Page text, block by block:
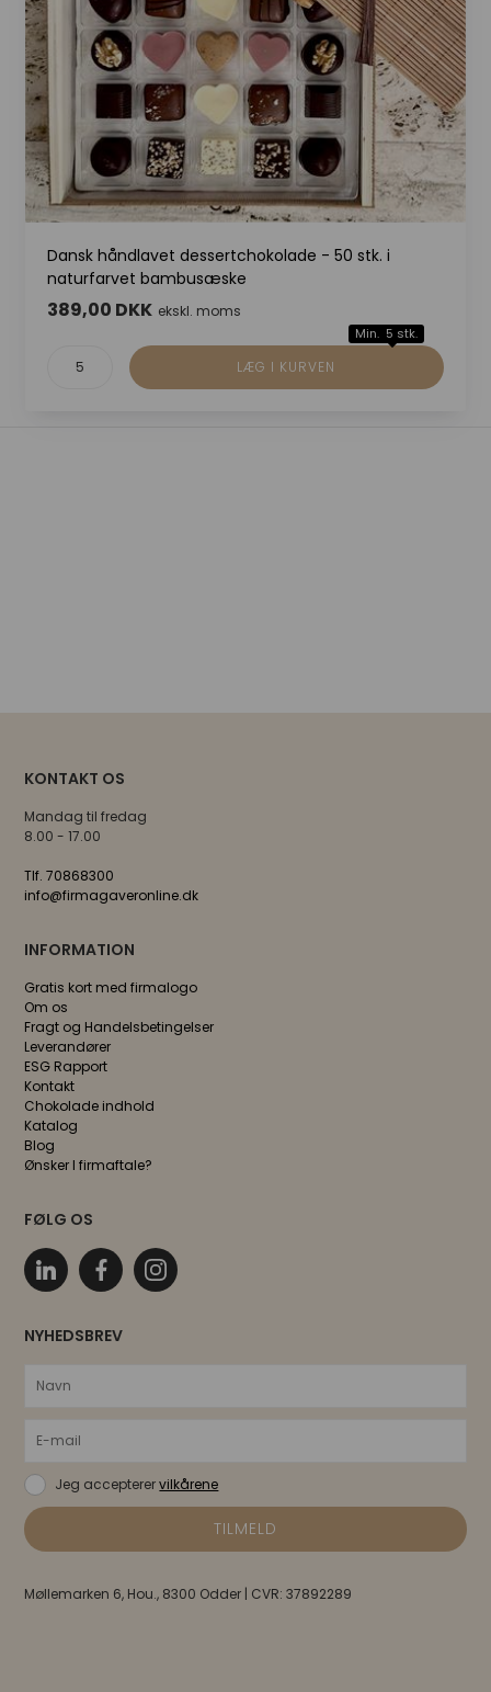
Dansk håndlavet dessertchokolade - 50 stk. i
naturfarvet bambusæske
389,00 DKK ekskl. moms
Min. 5 stk.
KONTAKT OS
Mandag til fredag
8.00 - 17.00
Tlf. 70868300
info@firmagaveronline.dk
INFORMATION
Gratis kort med firmalogo
Om os
Fragt og Handelsbetingelser
Leverandører
ESG Rapport
Kontakt
Chokolade indhold
Katalog
Blog
Ønsker I firmaftale?
FØLG OS
NYHEDSBREV
Jeg accepterervilkårene
Møllemarken 6, Hou., 8300 Odder | CVR: 37892289